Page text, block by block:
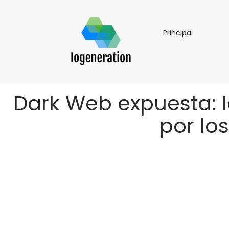
PrincipalPrincipal
Dark Web
por